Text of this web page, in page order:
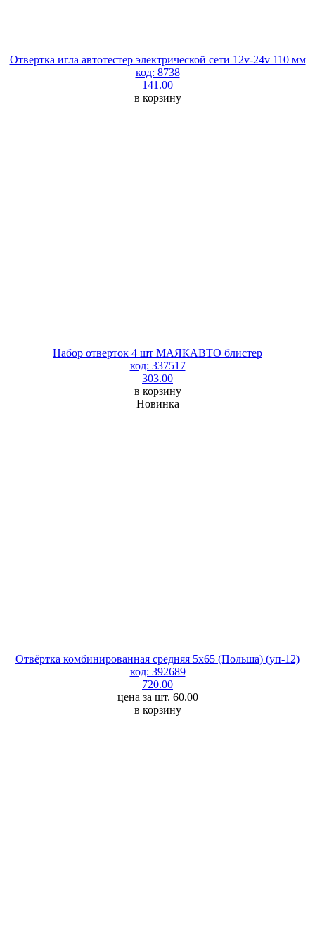
Отвертка игла автотестер электрической сети 12v-24v 110 мм
код: 8738
141.00
в корзину
Набор отверток 4 шт МАЯКАВТО блистер
код: 337517
303.00
в корзину
Новинка
Отвёртка комбинированная средняя 5х65 (Польша) (уп-12)
код: 392689
720.00
цена за шт. 60.00
в корзину